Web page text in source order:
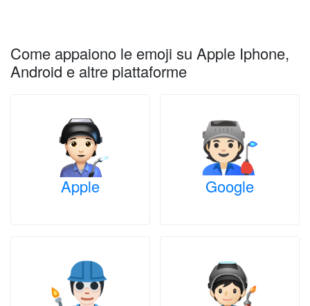
Come appaiono le emoji su Apple Iphone,
Android e altre piattaforme
Apple Google